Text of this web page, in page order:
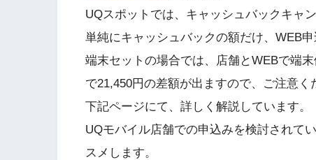
UQスポットでは、キャッシュバックキャ
単純にキャッシュバックの額だけ、WEB申
端末セットの場合では、店舗とWEBで端
で21,450円の差額が出ますので、ご注意く
下記ページにて、詳しく解説しています。
UQモバイル店舗での申込みを検討されて
スメします。